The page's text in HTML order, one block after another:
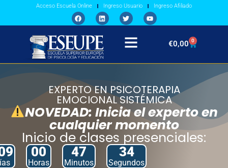
Acceso Escuela Online Ingreso Usuario Ingreso Afiliado
€0,00 0
EXPERTO EN PSICOTERAPIA
EMOCIONAL SISTÉMICA
NOVEDAD: Inicia el experto en
cualquier momento
Inicio de clases presenciales:
00
Horas
47
Minutos
33
Segundos